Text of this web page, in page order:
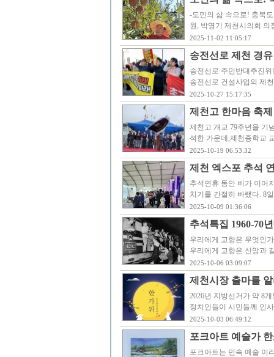
-도민의 삶 속으로! 충북
원, 박영기 제천시의회
2025-11-02 11:05:17
송전선로 제천 경
송전선로 주민반대추진
송전선로 건설사업의 제
2025-10-27 15:17:35
제천고 한마음 축
제천고 개교 79주년을 기
석한 가운데,제천증학교
2025-10-19 06:53:32
제천 엑스포 추석
추석연휴 동안 비가 이어
치기를 간절히 바랬다. 8
2025-10-09 01:36:06
추석특집 1960-70
우리에게 고향은 무엇인
우리에게 고향은 신앙과
2025-10-06 03:09:07
제천시장 출마를
2026년 지방선거가 약 8
정치인들이 시민들께 인
2025-10-03 06:49:12
포크아트 예술가
포크아트는 민속 예술 이